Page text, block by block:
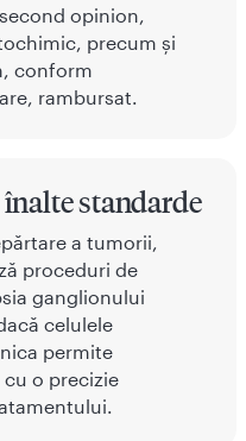
opinion,
precum și
conform
rambursat.
standarde
a tumorii,
proceduri de
ganglionului
celulele
permite
o precizie